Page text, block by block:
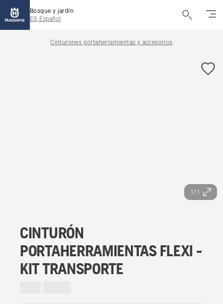
Bosque y jardín
ES, Español
Cinturones portaherramientas y accesorios
1/1
CINTURÓN
PORTAHERRAMIENTAS FLEXI -
KIT TRANSPORTE